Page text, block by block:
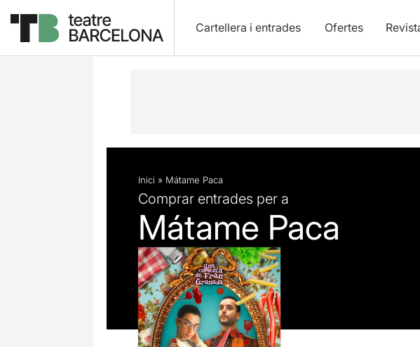
Cartellera i entrades Ofertes
Descripció Fitxa artística
Inici » Mátame Paca
Comprar entrades per a
Mátame Paca